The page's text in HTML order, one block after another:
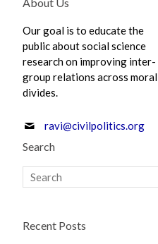
Our goal is to educate the
public about social science
research on improving inter-
group relations across moral
divides.
ravi@civilpolitics.org
Search
Recent Posts